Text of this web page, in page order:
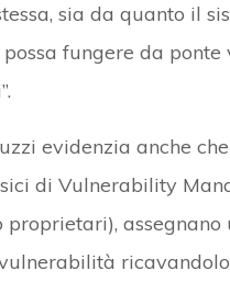
sia da quanto il
fungere da ponte
evidenzia anche che
di Vulnerability
proprietari), assegnano